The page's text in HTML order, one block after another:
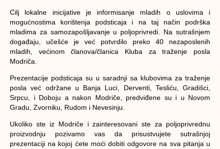
Cilj lokalne inicijative je informisanje mladih o uslovima i
mogućnostima korištenja podsticaja i na taj način podrška
mladima za samozapošljavanje u poljoprivredi. Na sutrašnjem
događaju, učešće je već potvrdilo preko 40 nezaposlenih
mladih, većinom članova/članica Kluba za traženje posla
Modriča.
Prezentacije podsticaja su u saradnji sa klubovima za traženje
posla već održane u Banja Luci, Derventi, Tesliću, Gradišci,
Srpcu, i Doboju a nakon Modriče, predviđene su i u Novom
Gradu, Zvorniku, Rudom i Nevesinju.
Ukoliko ste iz Modriče i zainteresovani ste za poljoprivrednu
proizvodnju pozivamo vas da prisustvujete sutrašnjoj
prezentaciji na kojoj ćete moći dobiti odgovore na sva pitanja u